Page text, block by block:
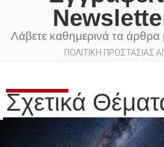
Λάβετε καθημερινά τα
ΠΟΛΙΤΙΚΗ ΠΡΟΣΤΑΣΙΑΣ
Σχετικά